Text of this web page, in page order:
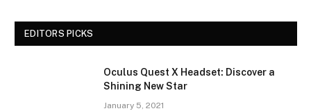
EDITORS PICKS
Oculus Quest X Headset: Discover a
Shining New Star
January 5, 2021